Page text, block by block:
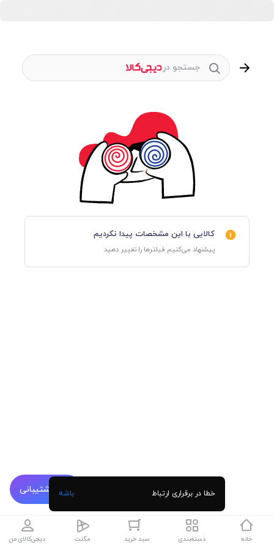
پشتیبانی
جستجو در
کالایی با این مشخصات پیدا نکردیم
پیشنهاد می‌کنیم فیلترها را تغییر دهید
خانه دسته‌بندی سبد خرید مگنت دیجی‌کالای من
خطا در برقراری ارتباط باشه